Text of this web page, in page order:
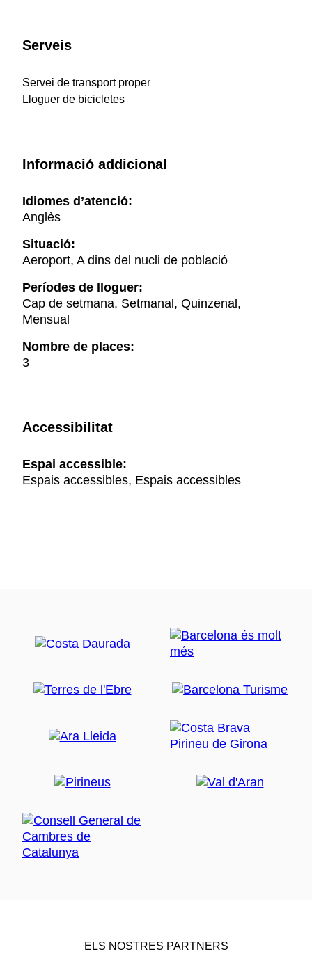
Serveis
Servei de transport proper
Lloguer de bicicletes
Informació addicional
Idiomes d’atenció:
Anglès
Situació:
Aeroport, A dins del nucli de població
Períodes de lloguer:
Cap de setmana, Setmanal, Quinzenal,
Mensual
Nombre de places:
3
Accessibilitat
Espai accessible:
Espais accessibles, Espais accessibles
ELS NOSTRES PARTNERS